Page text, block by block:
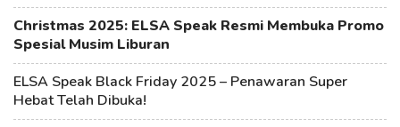
Christmas 2025: ELSA Speak Resmi Membuka Promo
Spesial Musim Liburan
ELSA Speak Black Friday 2025 – Penawaran Super
Hebat Telah Dibuka!